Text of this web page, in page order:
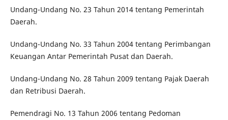
Undang-Undang No. 23 Tahun 2014 tentang Pemerintah
Daerah.
Undang-Undang No. 33 Tahun 2004 tentang Perimbangan
Keuangan Antar Pemerintah Pusat dan Daerah.
Undang-Undang No. 28 Tahun 2009 tentang Pajak Daerah
dan Retribusi Daerah.
Pemendragi No. 13 Tahun 2006 tentang Pedoman